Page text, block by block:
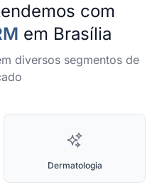
com
em Brasília
diversos segmentos de
Dermatologia